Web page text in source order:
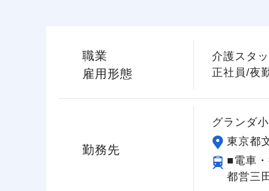
職業
雇用形態
介護スタ
正社員/夜
勤務先
グランダ小
東京都
■電車
都営三